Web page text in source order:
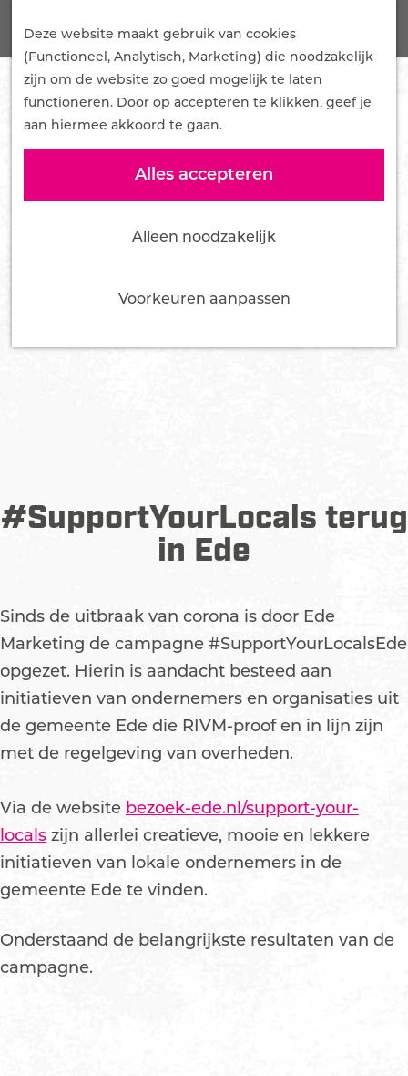
Deze website maakt gebruik van cookies
(Functioneel, Analytisch, Marketing) die noodzakelijk
zijn om de website zo goed mogelijk te laten
functioneren. Door op accepteren te klikken, geef je
aan hiermee akkoord te gaan.
Alles accepteren
Alleen noodzakelijk
Voorkeuren aanpassen
n
e
Z
o
e
k
e
n
M
e
n
u
Samenwerken
Mediakit
Pers en influencers
Nieuws
Team
Bestuur
Tourist Info Ede
#SupportYourLocals terug
in Ede
Sinds de uitbraak van corona is door Ede
Marketing de campagne #SupportYourLocalsEde
opgezet. Hierin is aandacht besteed aan
initiatieven van ondernemers en organisaties uit
de gemeente Ede die RIVM-proof en in lijn zijn
met de regelgeving van overheden.
Via de website bezoek-ede.nl/support-your-
locals zijn allerlei creatieve, mooie en lekkere
initiatieven van lokale ondernemers in de
gemeente Ede te vinden.
Onderstaand de belangrijkste resultaten van de
campagne.